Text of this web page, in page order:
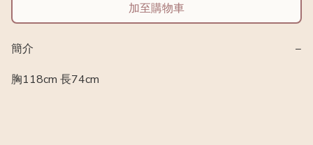
加至購物車
簡介
−
胸118cm 長74cm